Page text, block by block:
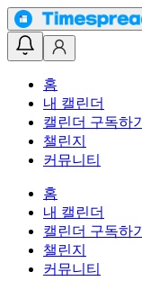
홈
내 캘린더
캘린더 구독하기
챌린지
커뮤니티
홈
내 캘린더
캘린더 구독하기
챌린지
커뮤니티